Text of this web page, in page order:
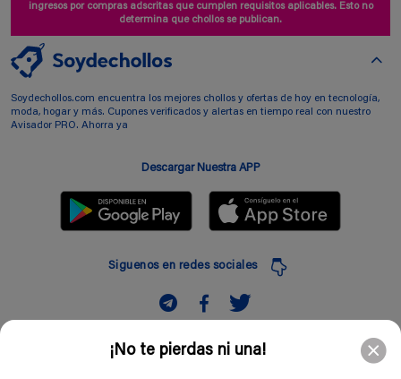
¡No te pierdas ni una!
ingresos por compras adscritas que cumplen requisitos aplicables. Esto no
determina que chollos se publican.
Soydechollos.com encuentra los mejores chollos y ofertas de hoy en tecnología,
moda, hogar y más. Cupones verificados y alertas en tiempo real con nuestro
Avisador PRO. Ahorra ya
Descargar Nuestra APP
Siguenos en redes sociales
Suscribir